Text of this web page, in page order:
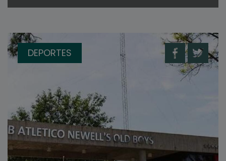
DEPORTES